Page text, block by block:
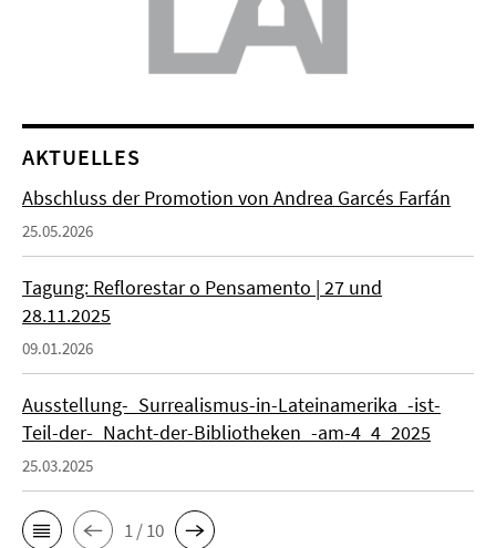
AKTUELLES
Abschluss der Promotion von Andrea Garcés Farfán
25.05.2026
Tagung: Reflorestar o Pensamento | 27 und
28.11.2025
09.01.2026
Ausstellung-_Surrealismus-in-Lateinamerika_-ist-
Teil-der-_Nacht-der-Bibliotheken_-am-4_4_2025
25.03.2025
1 / 10